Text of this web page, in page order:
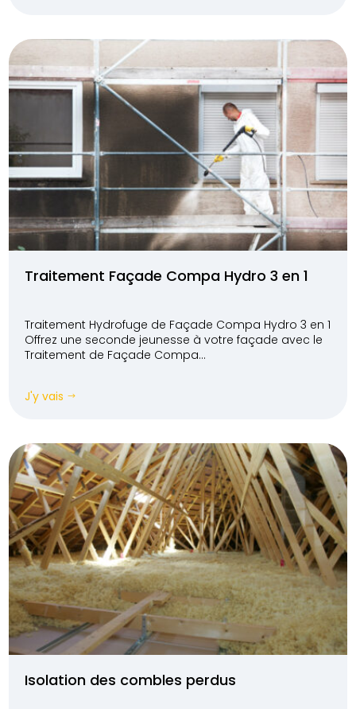
Traitement Façade Compa Hydro 3 en 1
Traitement Hydrofuge de Façade Compa Hydro 3 en 1
Offrez une seconde jeunesse à votre façade avec le
Traitement de Façade Compa...
J'y vais $
Isolation des combles perdus